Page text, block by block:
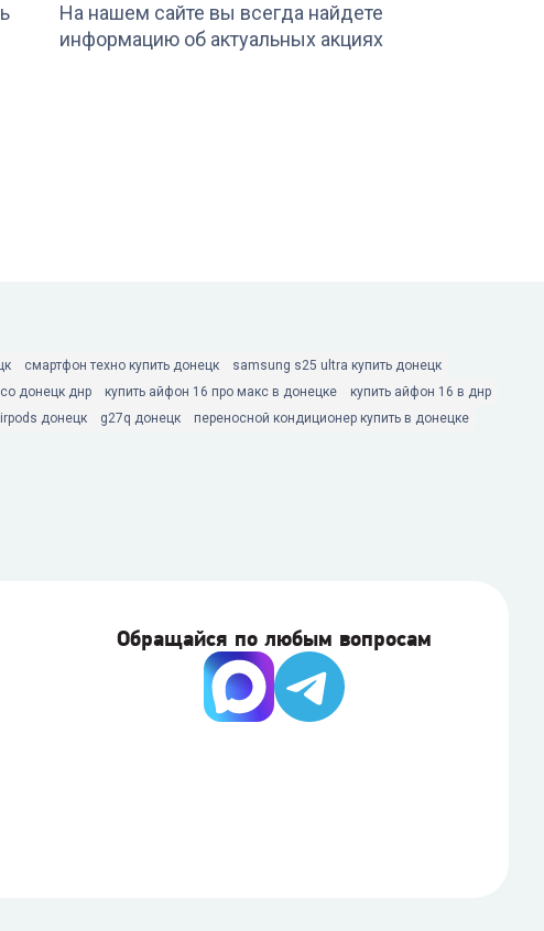
На нашем сайте вы всегда найдете
информацию об актуальных акциях
смартфон техно купить донецк
samsung s25 ultra купить донецк
донецк днр купить айфон 16 про макс в донецке
купить айфон 16 в днр
донецк g27q донецк
переносной кондиционер купить в донецке
Обращайся по любым вопросам